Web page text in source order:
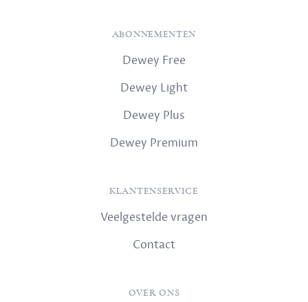
ABONNEMENTEN
Dewey Free
Dewey Light
Dewey Plus
Dewey Premium
KLANTENSERVICE
Veelgestelde vragen
Contact
OVER ONS